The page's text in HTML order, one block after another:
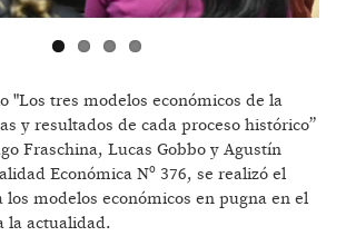
"Los tres modelos económicos de la
y resultados de cada proceso histórico”
Fraschina, Lucas Gobbo y Agustín
Económica Nº 376, se realizó el
los modelos económicos en pugna en el
la actualidad.